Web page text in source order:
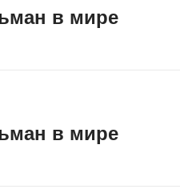
в мире
в мире